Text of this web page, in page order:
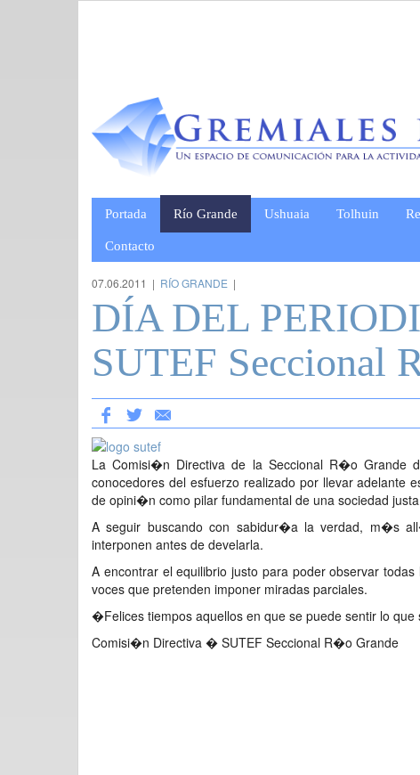
Portada Río Grande Ushuaia Tolhuin
Contacto
07.06.2011 | RÍO GRANDE |
DÍA DEL
SUTEF Seccional
La Comisi�n Directiva de la Seccional R�o Grande
conocedores del esfuerzo realizado por llevar
de opini�n como pilar fundamental de una sociedad
A seguir buscando con sabidur�a la verdad, m�s
interponen antes de develarla.
A encontrar el equilibrio justo para poder observar
voces que pretenden imponer miradas parciales.
�Felices tiempos aquellos en que se puede sentir lo
Comisi�n Directiva � SUTEF Seccional R�o Grande